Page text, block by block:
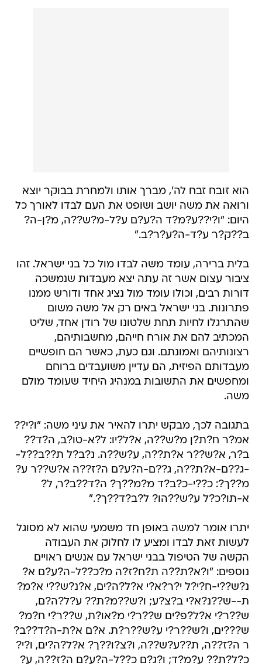
הוא זובח זבח לה', מברך אותו ולמחרת בבוקר יוצא
ורואה את משה יושב ושופט את העם לבדו לאורך כל
היום: "ו?י??ע?מ?ד ה?ע?ם ע?ל-מ?ש??ה, מ?ן-ה?
ב??ק?ר ע?ד-ה?ע?ר?ב."
בלית ברירה, עומד משה לבדו מול כל בני ישראל. זהו
ציבור עצום אשר זה עתה יצא מעבדות שנמשכה
דורות רבים, וכולו עומד מול נציג אחד ודורש ממנו
פתרונות. בני ישראל באים רק אל משה משום
שהתרגלו לחיות תחת שלטונו של רודן אחד, שליט
המכתיב להם את אורח חייהם, מחשבותיהם,
רצונותיהם ואמונתם. וגם כעת, כאשר הם חופשיים
מעבדותם הפיזית, הם עדיין משועבדים ברוחם
ומחפשים את התשובות במנהיג היחיד שעומד מולם 
משה.
בתגובה לכך, מבקש יתרו להאיר את עיני משה: "ו?י??
אמ?ר ח?ת?ן מ?ש??ה, א?ל?יו: ל?א-טו?ב, ה?ד??
ב?ר, א?ש??ר א?ת??ה, ע?ש??ה. נ?ב?ל ת??ב??ל-
-ג??ם-א?ת??ה, ג??ם-ה?ע?ם ה?ז??ה א?ש??ר ע?
מ??ך?: כ??י-כ?ב?ד מ?מ??ך? ה?ד??ב?ר, ל?
א-תו?כ?ל ע?ש??הו? ל?ב?ד??ך?."
יתרו אומר למשה באופן חד משמעי שהוא לא מסוגל
לעשות זאת לבדו ומציע לו לחלוק את העבודה
הקשה של הטיפול בבני ישראל עם אנשים ראויים
נוספים: "ו?א?ת??ה ת?ח?ז?ה מ?כ??ל-ה?ע?ם א?
נ?ש??י-ח?י?ל י?ר?א?י א?ל?ה?ים, א?נ?ש??י א?מ?
ת--ש??נ?א?י ב?צ?ע; ו?ש??מ?ת?? ע?ל?ה?ם,
ש??ר?י א?ל?פ?ים ש??ר?י מ?או?ת, ש??ר?י ח?מ?
ש???ים, ו?ש??ר?י ע?ש??ר?ת. א?ם א?ת-ה?ד??ב?
ר ה?ז??ה, ת??ע?ש??ה, ו?צ?ו??ך? א?ל?ה?ים, ו?י?
כ?ל?ת?? ע?מ?ד; ו?ג?ם כ??ל-ה?ע?ם ה?ז??ה, ע?